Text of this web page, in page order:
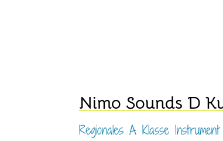
Nimo Sounds D
Regionales A Klasse Instrument